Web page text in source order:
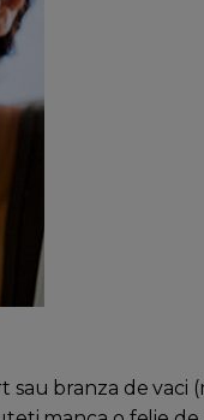
sau branza de vaci